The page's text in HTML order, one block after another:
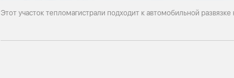
Этот участок тепломагистрали подходит к автомобильной